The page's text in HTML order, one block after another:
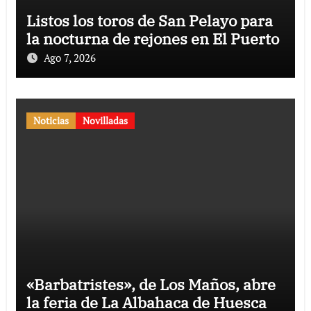
Listos los toros de San Pelayo para
la nocturna de rejones en El Puerto
Ago 7, 2026
Noticias Novilladas
«Barbatristes», de Los Maños, abre
la feria de La Albahaca de Huesca